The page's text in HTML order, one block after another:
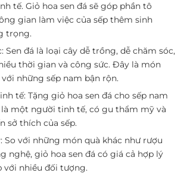
tế. Giỏ hoa sen đá sẽ góp phần tô
gian làm việc của sếp thêm sinh
trọng.
Sen đá là loại cây dễ trồng, dễ chăm sóc,
thời gian và công sức. Đây là món
những sếp nam bận rộn.
tế: Tặng giỏ hoa sen đá cho sếp nam
một người tinh tế, có gu thẩm mỹ và
sở thích của sếp.
So với những món quà khác như rượu
nghệ, giỏ hoa sen đá có giá cả hợp lý
với nhiều đối tượng.